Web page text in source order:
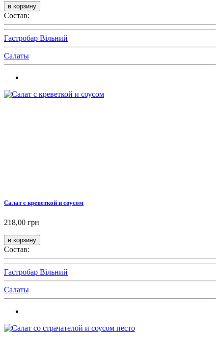
Состав:
Гастробар Вільний
Салаты
Салат с креветкой и соусом
218,00 грн
Состав:
Гастробар Вільний
Салаты